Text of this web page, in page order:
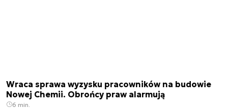
Wraca sprawa wyzysku pracowników na budowie
Nowej Chemii. Obrońcy praw alarmują
6 min.